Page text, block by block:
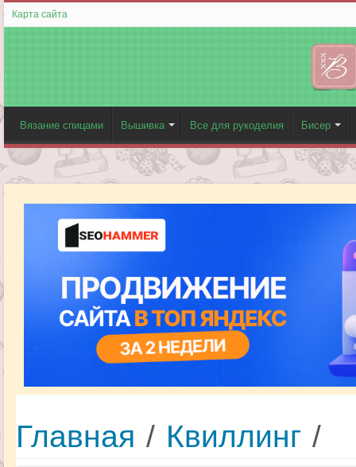
Карта сайта
Вязание спицами Вышивка Все для рукоделия Бисер
Главная / Квиллинг /